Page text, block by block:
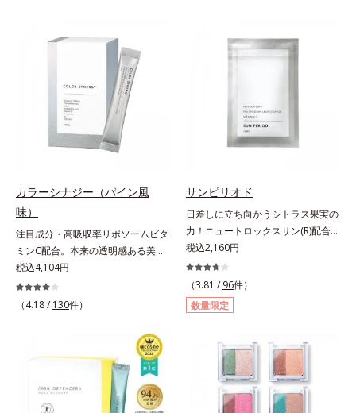
然ビタミンE、イノシット、フィチ
ン酸、ユズセラミド、スフィンゴ糖
洗浄による汚れの除去*5 すべての
方に皮膚刺激がおきないというわけ
ではありません※敏感肌対象パッチ
ん）※弱酸性
リームはべたつくから苦手」という
リップクリームに苦手意識を感じる
方でも使用しやすい設計に。ツヤを
抑えた質感で、自然で好印象な口元
へと導きます。3種の植物性保湿成
分を組み合わせた「MULTI-３※」
を配合。さらに、ミツロウ、ヒアル
ロン酸、コラーゲン配合で、唇にう
ス、ビワ葉エキス、カミツレ花エキ
ス：唇にうるおいを与える保湿成分
酸 LP(*1)」を配合し、毛穴の黒ずみ
毛穴の汚れをしっかり洗い流す期待
感が高まる黒と、優しく肌に吸い付
くようなとろけ感のジェル状テクス
っかり洗い流し、洗いあがりはつる
んとした肌に。泡立て不要であわた
だしい朝も疲れて帰ってきた夜も手
軽にご使用いただけます。*1 リパ
ーゼ、リンゴ酸*2 イソステアリル
アスコルビルリン酸２Na、プラン
クトンエキス、ハス花エキス、乳酸
桿菌/セイヨウナシ果汁発酵液、ア
⇒ 保湿液※洗顔料と置き換えてご
使用いただけます。※週2～3回のス
ペシャル洗顔としてのご使用をおす
すめいたしますが、クレンジング料
カラーシナジー（パイン風
味）
注目成分・高吸収率リポソームビタ
ミンC配合。本来の透明感ある美し
さを目指す美容サプリメント。みん
なが目指す美しさのゴールは、透明
感でした。注目成分リポソームビタ
す美容サプリメントです。美容に嬉
しい効果を持つビタミンCには、口
から摂取しても吸収されにくく、多
くが体外に排出されるというデメリ
ットが。そんなデメリットを払拭す
税込4,104円
（4.18 / 130件）
サンピリオド
日差しに立ち向かうシトラス果実の
力！ニュートロックスサン(R)配合の
インナーケア(*)。果実の力で日差し
に立ち向かうインナーケア(*)です。
強い紫外線が降り注ぐ南スペイン産
のシトラスとローズマリーから抽出
した話題の成分、「ニュートロック
究を重ねており、多くの国で実績の
ある夏のケア成分です。さらに夏の
ケアで有名なPLエキスと、欠かせな
い美容成分ビタミンCもプラス。独
税込2,160円
（3.81 / 96件）
数量限定